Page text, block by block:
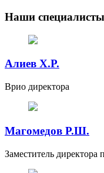
Наши специалисты
Алиев Х.Р.
Врио директора
Магомедов Р.Ш.
Заместитель